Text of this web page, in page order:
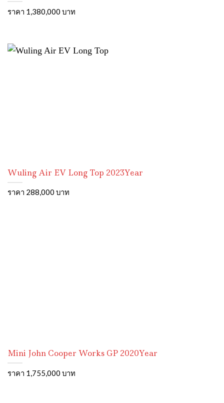
ราคา 1,380,000 บาท
Wuling Air EV Long Top 2023Year
ราคา 288,000 บาท
Mini John Cooper Works GP 2020Year
ราคา 1,755,000 บาท